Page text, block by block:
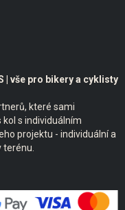
| vše pro bikery a cyklisty
které sami
s individuálním
projektu - individuální a